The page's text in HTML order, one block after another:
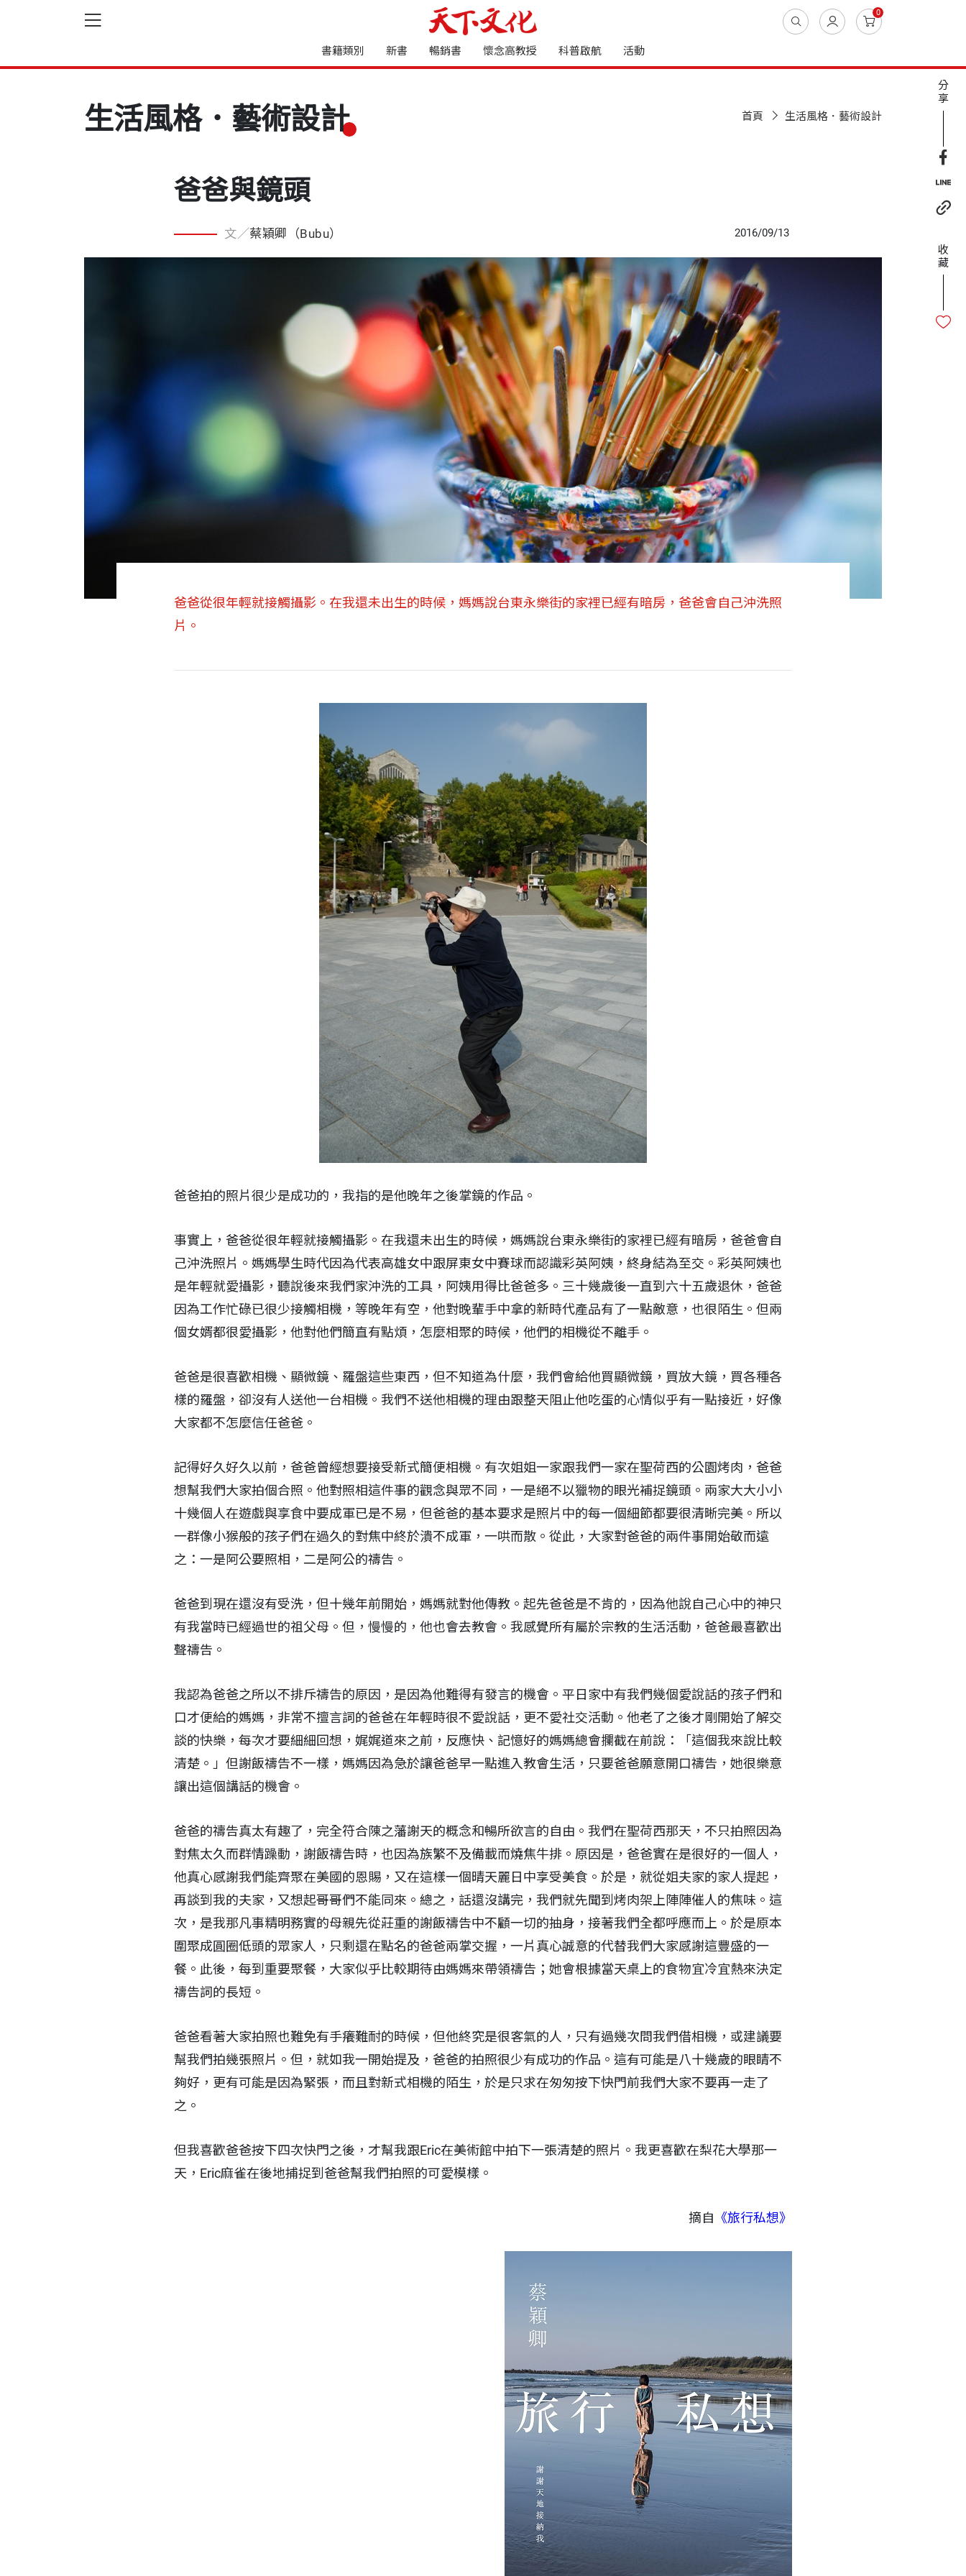
0
書籍類別 新書 暢銷書 懷念高教授 科普啟航 活動
生活風格．藝術設計 首頁 生活風格．藝術設計
爸爸與鏡頭
文／蔡穎卿（Bubu） 2016/09/13
爸爸從很年輕就接觸攝影。在我還未出生的時候，媽媽說台東永樂街的家裡已經有暗房，爸爸會自己沖洗照
片。
爸爸拍的照片很少是成功的，我指的是他晚年之後掌鏡的作品。
事實上，爸爸從很年輕就接觸攝影。在我還未出生的時候，媽媽說台東永樂街的家裡已經有暗房，爸爸會自
己沖洗照片。媽媽學生時代因為代表高雄女中跟屏東女中賽球而認識彩英阿姨，終身結為至交。彩英阿姨也
是年輕就愛攝影，聽說後來我們家沖洗的工具，阿姨用得比爸爸多。三十幾歲後一直到六十五歲退休，爸爸
因為工作忙碌已很少接觸相機，等晚年有空，他對晚輩手中拿的新時代產品有了一點敵意，也很陌生。但兩
個女婿都很愛攝影，他對他們簡直有點煩，怎麼相聚的時候，他們的相機從不離手。
爸爸是很喜歡相機、顯微鏡、羅盤這些東西，但不知道為什麼，我們會給他買顯微鏡，買放大鏡，買各種各
樣的羅盤，卻沒有人送他一台相機。我們不送他相機的理由跟整天阻止他吃蛋的心情似乎有一點接近，好像
大家都不怎麼信任爸爸。
記得好久好久以前，爸爸曾經想要接受新式簡便相機。有次姐姐一家跟我們一家在聖荷西的公園烤肉，爸爸
想幫我們大家拍個合照。他對照相這件事的觀念與眾不同，一是絕不以獵物的眼光補捉鏡頭。兩家大大小小
十幾個人在遊戲與享食中要成軍已是不易，但爸爸的基本要求是照片中的每一個細節都要很清晰完美。所以
一群像小猴般的孩子們在過久的對焦中終於潰不成軍，一哄而散。從此，大家對爸爸的兩件事開始敬而遠
之：一是阿公要照相，二是阿公的禱告。
爸爸到現在還沒有受洗，但十幾年前開始，媽媽就對他傳教。起先爸爸是不肯的，因為他說自己心中的神只
有我當時已經過世的祖父母。但，慢慢的，他也會去教會。我感覺所有屬於宗教的生活活動，爸爸最喜歡出
聲禱告。
我認為爸爸之所以不排斥禱告的原因，是因為他難得有發言的機會。平日家中有我們幾個愛說話的孩子們和
口才便給的媽媽，非常不擅言詞的爸爸在年輕時很不愛說話，更不愛社交活動。他老了之後才剛開始了解交
談的快樂，每次才要細細回想，娓娓道來之前，反應快、記憶好的媽媽總會攔截在前說：「這個我來說比較
清楚。」但謝飯禱告不一樣，媽媽因為急於讓爸爸早一點進入教會生活，只要爸爸願意開口禱告，她很樂意
讓出這個講話的機會。
爸爸的禱告真太有趣了，完全符合陳之藩謝天的概念和暢所欲言的自由。我們在聖荷西那天，不只拍照因為
對焦太久而群情躁動，謝飯禱告時，也因為族繁不及備載而燒焦牛排。原因是，爸爸實在是很好的一個人，
他真心感謝我們能齊聚在美國的恩賜，又在這樣一個晴天麗日中享受美食。於是，就從姐夫家的家人提起，
再談到我的夫家，又想起哥哥們不能同來。總之，話還沒講完，我們就先聞到烤肉架上陣陣催人的焦味。這
次，是我那凡事精明務實的母親先從莊重的謝飯禱告中不顧一切的抽身，接著我們全都呼應而上。於是原本
圍聚成圓圈低頭的眾家人，只剩還在點名的爸爸兩掌交握，一片真心誠意的代替我們大家感謝這豐盛的一
餐。此後，每到重要聚餐，大家似乎比較期待由媽媽來帶領禱告；她會根據當天桌上的食物宜冷宜熱來決定
禱告詞的長短。
爸爸看著大家拍照也難免有手癢難耐的時候，但他終究是很客氣的人，只有過幾次問我們借相機，或建議要
幫我們拍幾張照片。但，就如我一開始提及，爸爸的拍照很少有成功的作品。這有可能是八十幾歲的眼睛不
夠好，更有可能是因為緊張，而且對新式相機的陌生，於是只求在匆匆按下快門前我們大家不要再一走了
之。
但我喜歡爸爸按下四次快門之後，才幫我跟Eric在美術館中拍下一張清楚的照片。我更喜歡在梨花大學那一
天，Eric麻雀在後地捕捉到爸爸幫我們拍照的可愛模樣。
摘自 《旅行私想》
分
享
收
藏